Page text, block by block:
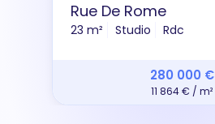
Rue De Rome
23 m² Studio Rdc
280 000 €
11 864 € / m²